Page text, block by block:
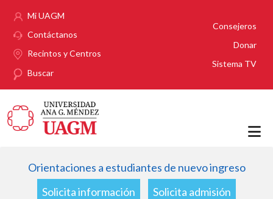
Mi UAGM
Contáctanos
Recintos y Centros
Buscar
Consejeros
Donar
Sistema TV
Orientaciones a estudiantes de nuevo ingreso
Solicita información
Solicita admisión